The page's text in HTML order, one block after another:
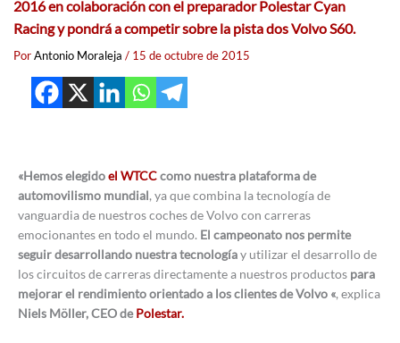
2016 en colaboración con el preparador Polestar Cyan
Racing y pondrá a competir sobre la pista dos Volvo S60.
PorAntonio Moraleja / 15 de octubre de 2015
«Hemos elegidoel WTCCcomo nuestra plataforma de
automovilismo mundial, ya que combina la tecnología de
vanguardia de nuestros coches de Volvo con carreras
emocionantes en todo el mundo. El campeonato nos permite
seguir desarrollando nuestra tecnologíay utilizar el desarrollo de
los circuitos de carreras directamente a nuestros productos para
mejorar el rendimiento orientado a los clientes de Volvo «, explica
Niels Möller, CEO dePolestar.